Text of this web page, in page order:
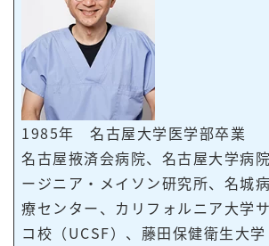
1985年 名古屋大学医学部卒業
名古屋掖済会病院、名古屋大学病
ージニア・メイソン研究所、名城
療センター、カリフォルニア大学
コ校（UCSF）、藤田保健衛生大